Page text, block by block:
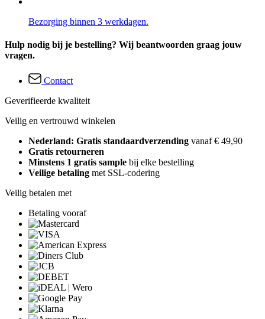
Bezorging binnen 3 werkdagen.
Hulp nodig bij je bestelling? Wij beantwoorden graag jouw
vragen.
Contact
Geverifieerde kwaliteit
Veilig en vertrouwd winkelen
Nederland: Gratis standaardverzending vanaf € 49,90
Gratis retourneren
Minstens 1 gratis sample bij elke bestelling
Veilige betaling met SSL-codering
Veilig betalen met
Betaling vooraf